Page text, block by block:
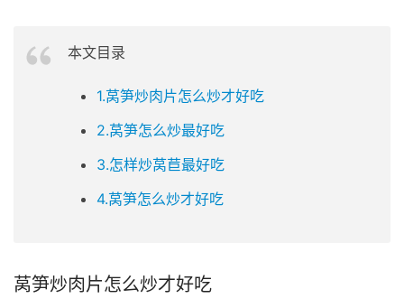
本文目录
1.莴笋炒肉片怎么炒才好吃
2.莴笋怎么炒最好吃
3.怎样炒莴苣最好吃
4.莴笋怎么炒才好吃
莴笋炒肉片怎么炒才好吃